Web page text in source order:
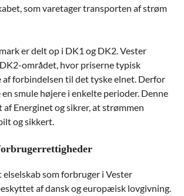
som varetager transporten af strøm
er delt op i DK1 og DK2. Vester
området, hvor priserne typisk
af forbindelsen til det tyske elnet. Derfor
smule højere i enkelte perioder. Denne
Energinet og sikrer, at strømmen
og sikkert.
som forbruger i Vester
af dansk og europæisk lovgivning.